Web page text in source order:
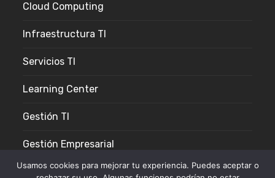
Cloud Computing
Infraestructura TI
Servicios TI
Learning Center
Gestión TI
Gestión Empresarial
Usamos cookies para mejorar tu experiencia. Puedes aceptar o